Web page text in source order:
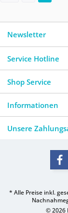
Newsletter
Service Hotline
Shop Service
Informationen
Unsere
* Alle Preise inkl.
© 2026